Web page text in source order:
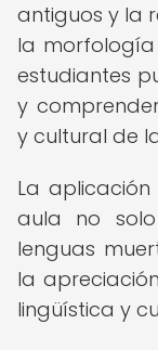
antiguos y la
la morfología
estudiantes
y
y cultural de
La
aula no
lenguas
la
lingüística y